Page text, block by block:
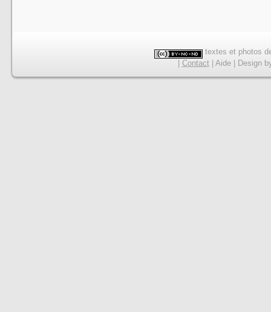
textes et photos
Contact| Aide| Design